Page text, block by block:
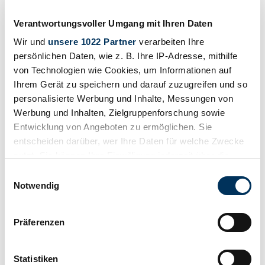
Verantwortungsvoller Umgang mit Ihren Daten
Wir und unsere 1022 Partner verarbeiten Ihre
persönlichen Daten, wie z. B. Ihre IP-Adresse, mithilfe
von Technologien wie Cookies, um Informationen auf
Ihrem Gerät zu speichern und darauf zuzugreifen und so
personalisierte Werbung und Inhalte, Messungen von
Werbung und Inhalten, Zielgruppenforschung sowie
Entwicklung von Angeboten zu ermöglichen. Sie
entscheiden darüber, wer Ihre Daten für welche Zwecke
Trigger Symbol ändern oder widerrufen
Informationen über Ihre geografische Lage
können
Notwendig
Präferenzen
Statistiken
Concessionnaires
Concessionnaires